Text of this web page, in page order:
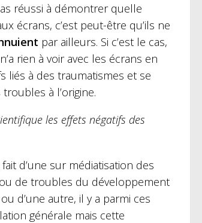
réussi à démontrer quelle
écrans, c’est peut-être qu’ils ne
par ailleurs. Si c’est le cas,
rien à voir avec les écrans en
liés à des traumatismes et se
à l’origine.
les effets négatifs des
d’une sur médiatisation des
de troubles du développement
d’une autre, il y a parmi ces
générale mais cette